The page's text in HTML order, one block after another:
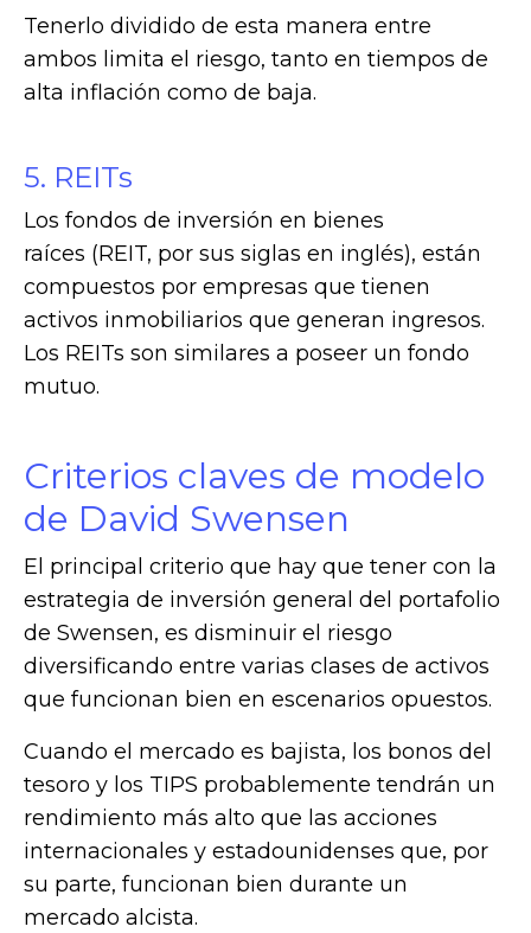
Tenerlo dividido de esta manera entre
ambos limita el riesgo, tanto en tiempos de
alta inflación como de baja.
5. REITs
Los fondos de inversión en bienes
raíces (REIT, por sus siglas en inglés), están
compuestos por empresas que tienen
activos inmobiliarios que generan ingresos.
Los REITs son similares a poseer un fondo
mutuo.
Criterios claves de modelo
de David Swensen
El principal criterio que hay que tener con la
estrategia de inversión general del portafolio
de Swensen, es disminuir el riesgo
diversificando entre varias clases de activos
que funcionan bien en escenarios opuestos.
Cuando el mercado es bajista, los bonos del
tesoro y los TIPS probablemente tendrán un
rendimiento más alto que las acciones
internacionales y estadounidenses que, por
su parte, funcionan bien durante un
mercado alcista.